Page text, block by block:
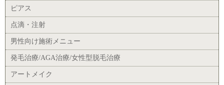
ピアス
点滴・注射
男性向け施術メニュー
発毛治療/AGA治療/女性型脱毛治療
アートメイク